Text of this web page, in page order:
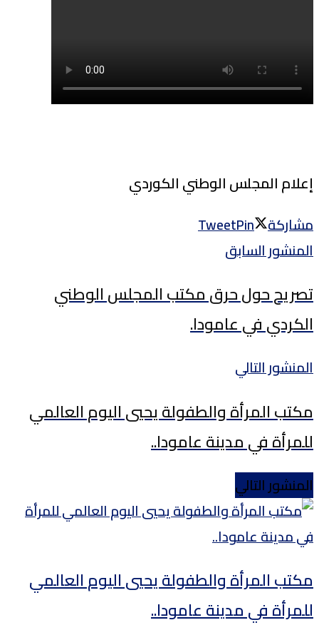
إعلام المجلس الوطني الكوردي
مشاركة TweetPin
المنشور السابق
تصريح حول حرق مكتب المجلس الوطني
الكردي في عامودا.
المنشور التالي
مكتب المرأة والطفولة يحيي اليوم العالمي
للمرأة في مدينة عامودا..
المنشور التالي
مكتب المرأة والطفولة يحيي اليوم العالمي
للمرأة في مدينة عامودا..